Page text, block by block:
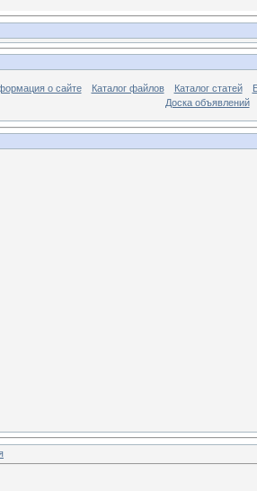
о сайте Каталог файлов Каталог статей
Доска объявлений